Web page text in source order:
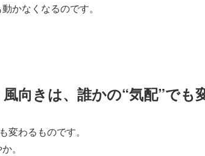
かなくなるのです。
風向きは、誰かの“気配”でも
変わるものです。
。